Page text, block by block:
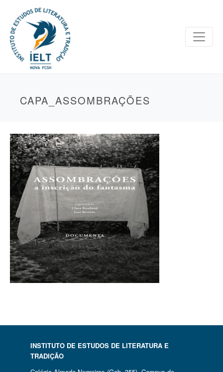
CAPA_ASSOMBRAÇÕES
INSTITUTO DE ESTUDOS DE LITERATURA E
TRADIÇÃO